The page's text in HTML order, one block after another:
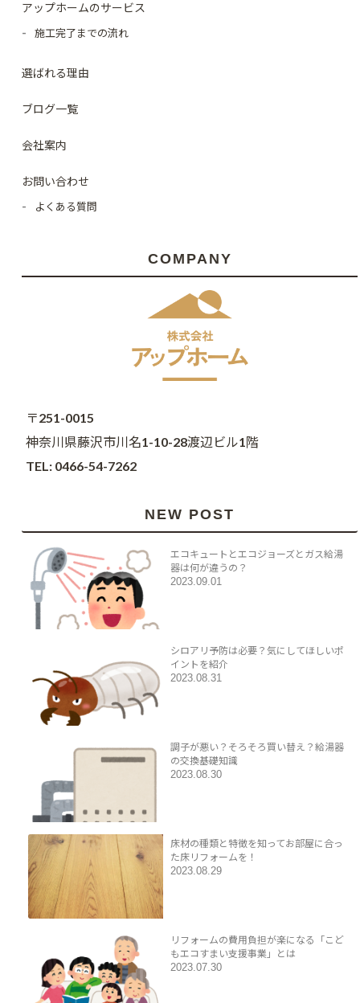
アップホームのサービス
施工完了までの流れ
選ばれる理由
ブログ一覧
会社案内
お問い合わせ
よくある質問
COMPANY
〒251-0015
神奈川県藤沢市川名1-10-28渡辺ビル1階
TEL: 0466-54-7262
NEW POST
エコキュートとエコジョーズとガス給湯
器は何が違うの？
2023.09.01
シロアリ予防は必要？気にしてほしいポ
イントを紹介
2023.08.31
調子が悪い？そろそろ買い替え？給湯器
の交換基礎知識
2023.08.30
床材の種類と特徴を知ってお部屋に合っ
た床リフォームを！
2023.08.29
リフォームの費用負担が楽になる「こど
もエコすまい支援事業」とは
2023.07.30